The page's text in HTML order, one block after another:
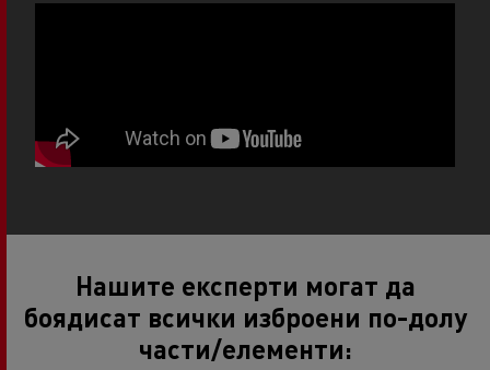
Нашите експерти могат да
боядисат всички изброени по-долу
части/елементи: